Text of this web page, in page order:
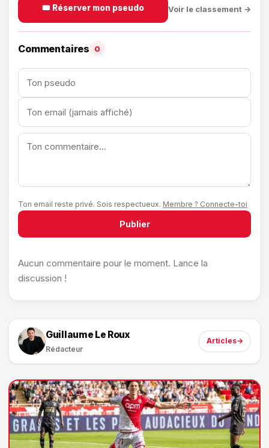
🎟️ Réserver mon pseudo Voir le classement →
Commentaires 0
Ton email reste privé. Sois respectueux. Membre ? Connecte-toi
Publier
Aucun commentaire pour le moment. Lance la
discussion !
Guillaume Le Roux
Rédacteur
Articles→